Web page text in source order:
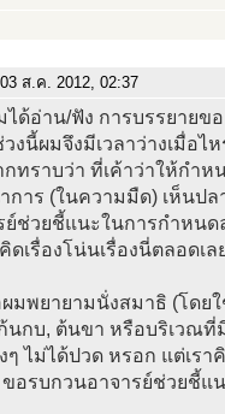
03 ส.ค. 2012, 02:37
ได้อ่าน/ฟัง การบรรยายข
งนี้ผมจึงมีเวลาว่างเมื่อ
กทราบว่า ที่เค้าว่าให้กำ
การ (ในความมืด) เห็นป
ย์ช่วยชี้แนะในการกำหน
ดเรื่องโน่นเรื่องนี่ตลอดเล
ผมพยายามนั่งสมาธิ (โด
นกบ, ต้นขา หรือบริเวณที่
ๆ ไม่ได้ปวด หรอก แต่เร
อรบกวนอาจารย์ช่วยชี้แ